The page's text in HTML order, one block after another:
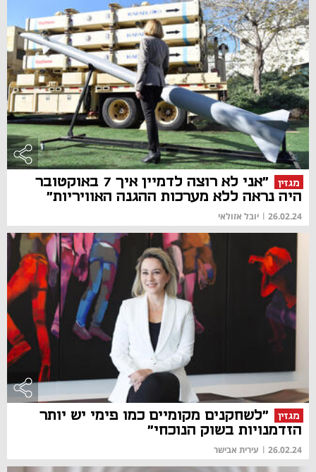
מגזין
"אני לא רוצה לדמיין איך 7 באוקטובר
היה נראה ללא מערכות ההגנה האוויריות"
26.02.24
| יובל אזולאי
מגזין
"לשחקנים מקומיים כמו פימי יש יותר
הזדמנויות בשוק הנוכחי"
26.02.24
| עירית אבישר